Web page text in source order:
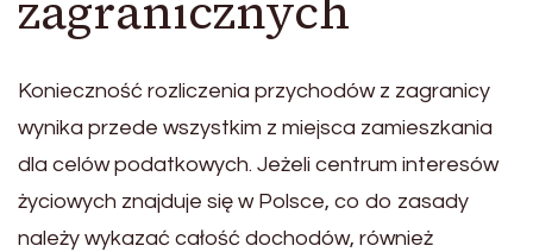
Konieczność rozliczenia przychodów z zagranicy
wynika przede wszystkim z miejsca zamieszkania
dla celów podatkowych. Jeżeli centrum interesów
życiowych znajduje się w Polsce, co do zasady
należy wykazać całość dochodów, również